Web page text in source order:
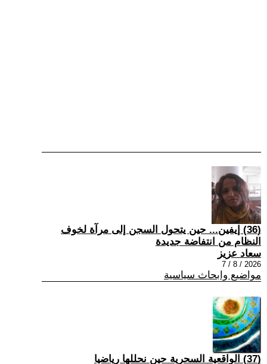
(36) إيفين... حين يتحول السجن إلى مرآة لخوف
النظام من انتفاضة جديدة
سعاد عزيز
2026 / 8 / 7
مواضيع وابحاث سياسية
(37) الواقعية السحرية حين نحللها رياضيا